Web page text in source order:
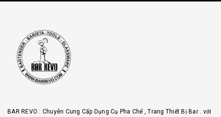
BAR REVO : Chuyên Cung Cấp Dụng Cụ Pha Chế , Trang Thiết Bị Bar . với